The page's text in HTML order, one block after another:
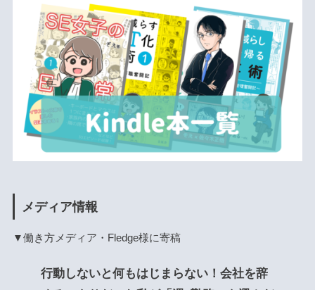
メディア情報
▼働き方メディア・Fledge様に寄稿
行動しないと何もはじまらない！会社を辞